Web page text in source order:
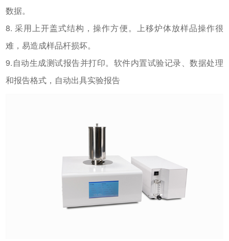
数据。
8. 采用上开盖式结构，操作方便。上移炉体放样品操作很
难，易造成样品杆损坏。
9.自动生成测试报告并打印。软件内置试验记录、数据处理
和报告格式，自动出具实验报告